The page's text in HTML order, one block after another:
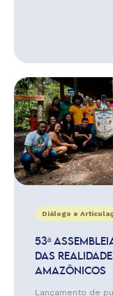
Diálogo e
53ª
DAS
AMAZÔNICOS
Lançamento de